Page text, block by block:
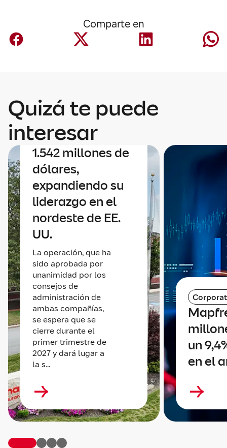
Comparte en
Quizá te puede
interesar
un acuerdo para
adquirir Safety
Insurance por
1.542 millones de
dólares,
expandiendo su
liderazgo en el
nordeste de EE.
UU.
La operación, que ha
sido aprobada por
unanimidad por los
consejos de
administración de
ambas compañías,
se espera que se
cierre durante el
primer trimestre de
2027 y dará lugar a
la s...
un
en el